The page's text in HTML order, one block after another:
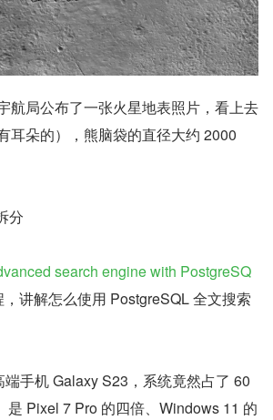
航局公布了一张火星地表照片，看上去
耳朵的），熊脑袋的直径大约 2000
分
search engine with PostgreSQ
讲解怎么使用 PostgreSQL 全文搜索
手机 Galaxy S23，系统竟然占了 60
是 Pixel 7 Pro 的四倍、Windows 11 的